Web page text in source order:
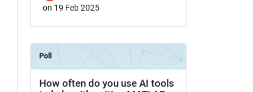
on 19 Feb 2025